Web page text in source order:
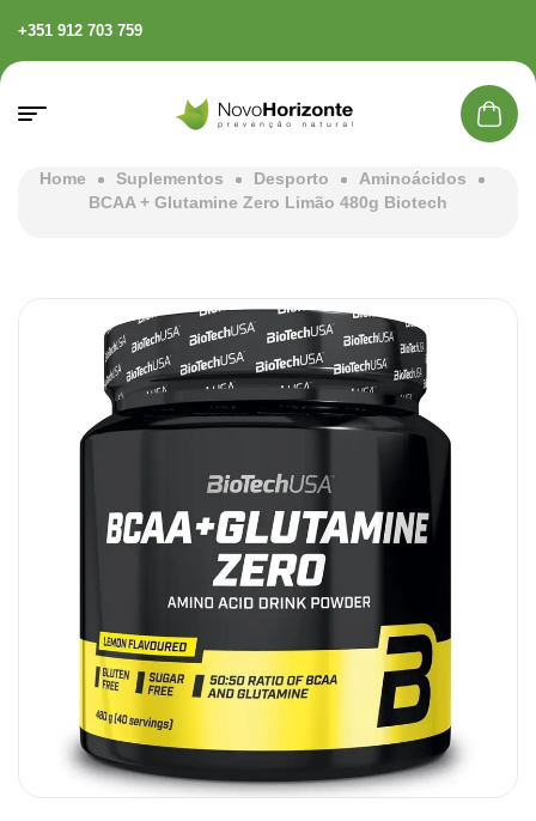
+351 912 703 759
Home Suplementos Desporto
Aminoácidos
BCAA + Glutamine Zero Limão 480g Biotech